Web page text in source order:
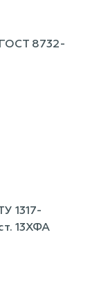
ГОСТ 8732-
1317-
13ХФА